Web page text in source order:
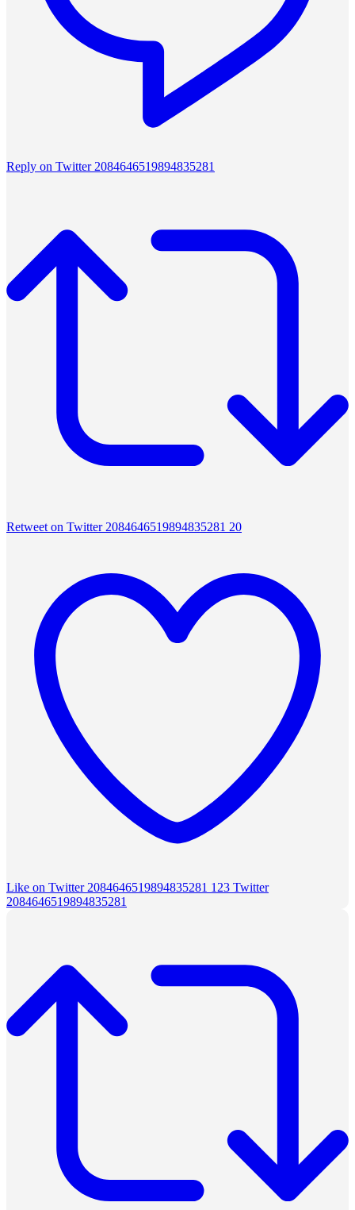
Reply on Twitter 2084646519894835281
Retweet on Twitter 2084646519894835281 20
Like on Twitter 2084646519894835281 123 Twitter
2084646519894835281